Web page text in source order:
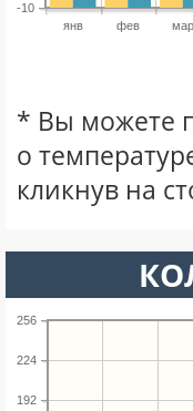
янв фев мар
-10
* Вы можете
о
кликнув на
192
224
256